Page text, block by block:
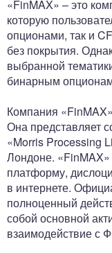
«FinMAX» – это
которую
опционами, так и
без покрытия.
выбранной
бинарным
Компания
Она представляет
«Morris Processing
Лондоне. «FinMAX»
платформу,
в интернете.
полноценный
собой основной
взаимодействие с